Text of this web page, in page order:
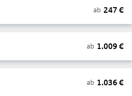
ab 247 €
ab 1.009€
ab 1.036€